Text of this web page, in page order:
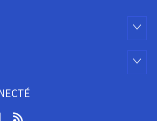
Linkedin